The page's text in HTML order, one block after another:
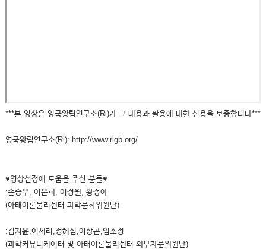
***본 영상은 영국왕립연구소(Ri)가 그 내용과 활용에 대한 신용을 보증합니다***
영국왕립연구소(Ri): http://www.rigb.org/
♥영상선정에 도움을 주신 분들♥
:손승우, 이은희, 이정원, 황정아
(아태이론물리센터 과학문화위원단)
:김지윤,이세리,정혜심,이상곤,임소정
(과학커뮤니케이터 및 아태이론물리센터 외부자문위원단)